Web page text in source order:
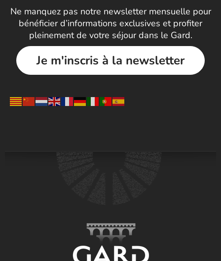
Ne manquez pas notre newsletter mensuelle pour
bénéficier d’informations exclusives et profiter
pleinement de votre séjour dans le Gard.
Je m'inscris à la newsletter